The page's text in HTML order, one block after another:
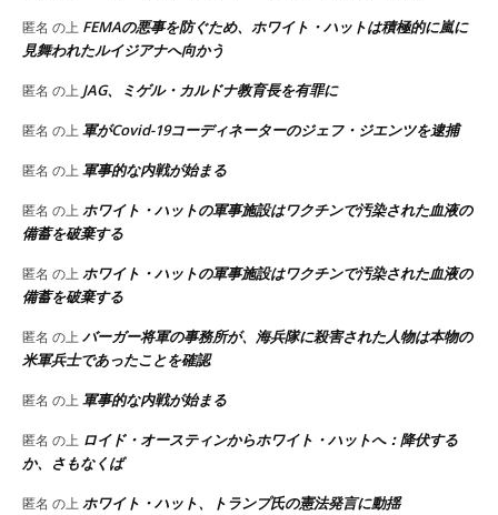
匿名 の上 FEMAの悪事を防ぐため、ホワイト・ハットは積極的に嵐に
見舞われたルイジアナへ向かう
匿名 の上 JAG、ミゲル・カルドナ教育長を有罪に
匿名 の上 軍がCovid-19コーディネーターのジェフ・ジエンツを逮捕
匿名 の上 軍事的な内戦が始まる
匿名 の上 ホワイト・ハットの軍事施設はワクチンで汚染された血液の
備蓄を破棄する
匿名 の上 ホワイト・ハットの軍事施設はワクチンで汚染された血液の
備蓄を破棄する
匿名 の上 バーガー将軍の事務所が、海兵隊に殺害された人物は本物の
米軍兵士であったことを確認
匿名 の上 軍事的な内戦が始まる
匿名 の上 ロイド・オースティンからホワイト・ハットへ：降伏する
か、さもなくば
匿名 の上 ホワイト・ハット、トランプ氏の憲法発言に動揺